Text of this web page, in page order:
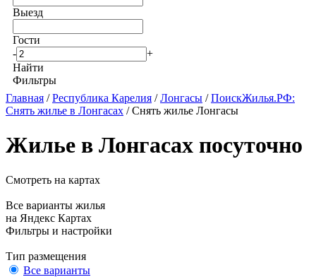
Выезд
Гости
-
+
Найти
Фильтры
Главная /Республика Карелия /Лонгасы /ПоискЖилья.РФ:
Снять жилье в Лонгасах / Снять жилье Лонгасы
Жилье в Лонгасах посуточно
Смотреть на картах
Все варианты жилья
на Яндекс Картах
Фильтры и настройки
Тип размещения
Все варианты